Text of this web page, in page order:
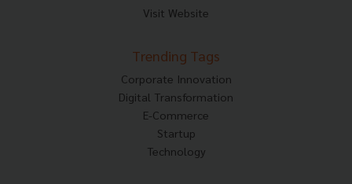
Visit Website
Trending Tags
Corporate Innovation
Digital Transformation
E-Commerce
Startup
Technology